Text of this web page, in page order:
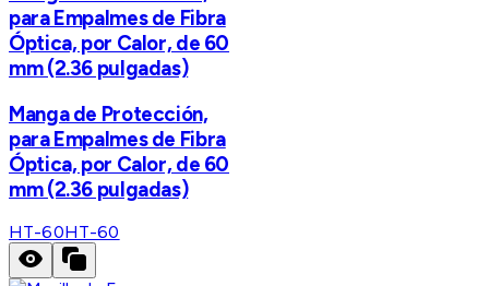
para Empalmes de Fibra
Óptica, por Calor, de 60
mm (2.36 pulgadas)
Manga de Protección,
para Empalmes de Fibra
Óptica, por Calor, de 60
mm (2.36 pulgadas)
HT-60HT-60